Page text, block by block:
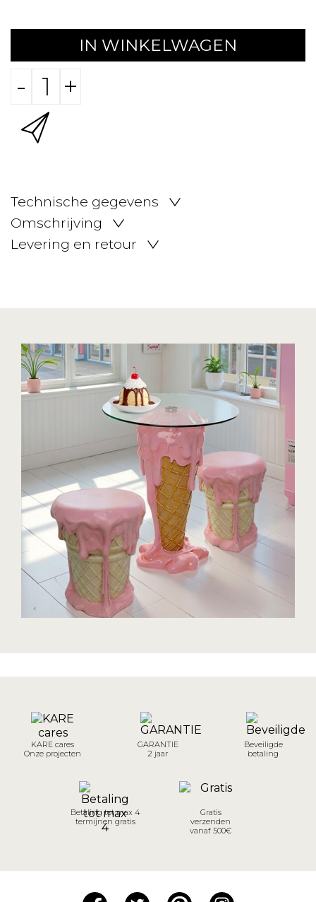
IN WINKELWAGEN
- +
Technische gegevens
Omschrijving
Levering en retour
KARE cares
Onze projecten
GARANTIE
2 jaar
Beveiligde
betaling
Betaling tot max 4
termijnen gratis
Gratis
verzenden
vanaf 500€